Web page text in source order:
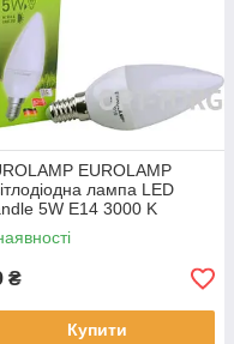
EUROLAMP
лампа LED
5W E14 3000 K
акція (50)
₴
Купити